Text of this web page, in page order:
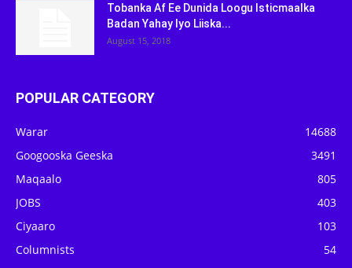
Tobanka Af Ee Dunida Loogu Isticmaalka
Badan Yahay Iyo Liiska...
August 15, 2018
POPULAR CATEGORY
Warar
14688
Googooska Geeska
3491
Maqaalo
805
JOBS
403
Ciyaaro
103
Columnists
54